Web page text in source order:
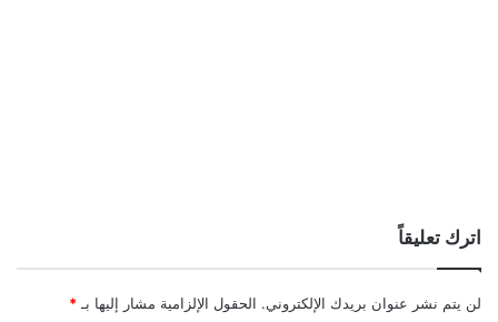
اترك تعليقاً
لن يتم نشر عنوان بريدك الإلكتروني. الحقول الإلزامية مشار إليها بـ *